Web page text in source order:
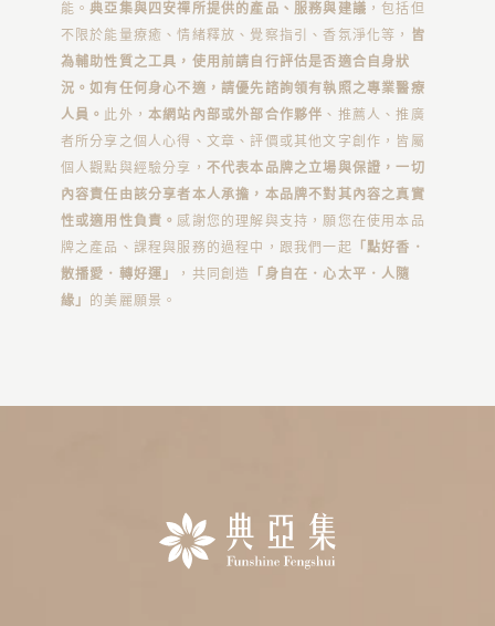
能。典亞集與四安禪所提供的產品、服務與建議 ，包括但
不限於能量療癒、情緒釋放、覺察指引、香氛淨化等， 皆
為輔助性質之工具，使用前請自行評估是否適合自身狀
況。如有任何身心不適，請優先諮詢領有執照之專業醫療
人員。 此外，本網站內部或外部合作夥伴 、推薦人、推廣
者所分享之個人心得、文章、評價或其他文字創作，皆屬
個人觀點與經驗分享， 不代表本品牌之立場與保證，一切
內容責任由該分享者本人承擔，本品牌不對其內容之真實
性或適用性負責。感謝您的理解與支持，願您在使用本品
牌之產品、課程與服務的過程中，跟我們一起 「點好香．
散播愛．轉好運」
，共同創造
「身自在．心太平．人隨
緣」
的美麗願景。